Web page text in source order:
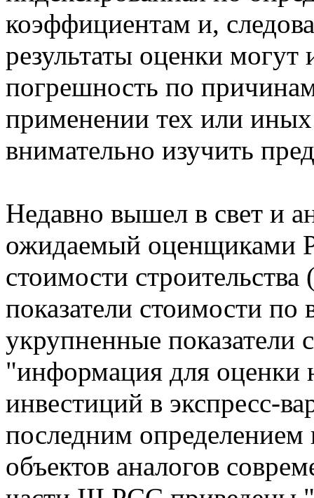
коэффициентам и,
результаты оценки могут
погрешность по
применении тех или
внимательно изучить
Недавно вышел в свет и
ожидаемый оценщиками
стоимости
показатели стоимости по
укрупненные
"информация для оценки
инвестиций в экспресс-
последним определением
объектов аналогов